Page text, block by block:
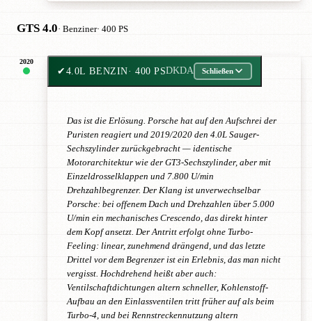
GTS 4.0· Benziner· 400 PS
2020
✔4.0L BENZIN· 400 PSDKDA Schließen
Das ist die Erlösung. Porsche hat auf den Aufschrei der
Puristen reagiert und 2019/2020 den 4.0L Sauger-
Sechszylinder zurückgebracht — identische
Motorarchitektur wie der GT3-Sechszylinder, aber mit
Einzeldrosselklappen und 7.800 U/min
Drehzahlbegrenzer. Der Klang ist unverwechselbar
Porsche: bei offenem Dach und Drehzahlen über 5.000
U/min ein mechanisches Crescendo, das direkt hinter
dem Kopf ansetzt. Der Antritt erfolgt ohne Turbo-
Feeling: linear, zunehmend drängend, und das letzte
Drittel vor dem Begrenzer ist ein Erlebnis, das man nicht
vergisst. Hochdrehend heißt aber auch:
Ventilschaftdichtungen altern schneller, Kohlenstoff-
Aufbau an den Einlassventilen tritt früher auf als beim
Turbo-4, und bei Rennstreckennutzung altern